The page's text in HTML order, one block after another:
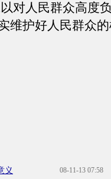
对人民群众高度
维护好人民群众
08-11-13 07:58
义